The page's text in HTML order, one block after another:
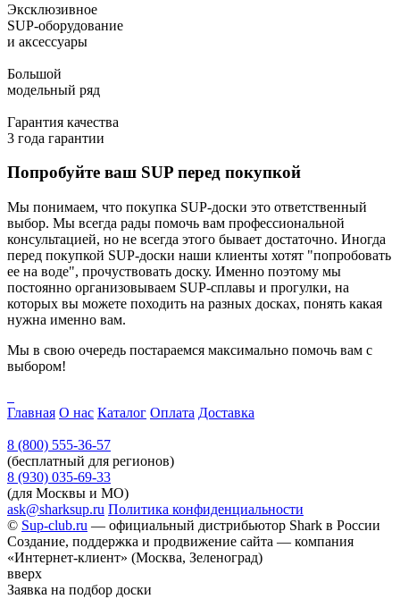
Эксклюзивное
SUP-оборудование
и аксессуары
Большой
модельный ряд
Гарантия качества
3 года гарантии
Попробуйте ваш SUP перед покупкой
Мы понимаем, что покупка SUP-доски это ответственный
выбор. Мы всегда рады помочь вам профессиональной
консультацией, но не всегда этого бывает достаточно. Иногда
перед покупкой SUP-доски наши клиенты хотят "попробовать
ее на воде", прочуствовать доску. Именно поэтому мы
постоянно организовываем SUP-сплавы и прогулки, на
которых вы можете походить на разных досках, понять какая
нужна именно вам.
Мы в свою очередь постараемся максимально помочь вам с
выбором!
Главная О нас Каталог Оплата Доставка
8 (800) 555-36-57
(бесплатный для регионов)
8 (930) 035-69-33
(для Москвы и МО)
ask@sharksup.ru Политика конфиденциальности
© Sup-club.ru — официальный дистрибьютор Shark в России
Создание, поддержка и продвижение сайта — компания
«Интернет-клиент» (Москва, Зеленоград)
вверх
Заявка на подбор доски